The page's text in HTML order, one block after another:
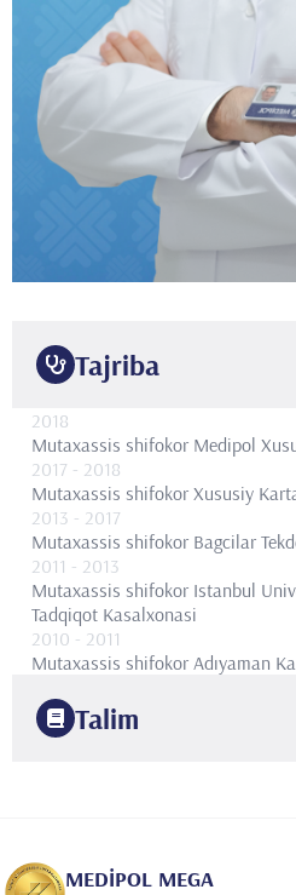
Tajriba
2018
Mutaxassis shifokor Medipol
2017 - 2018
Mutaxassis shifokor Xususiy
2013 - 2017
Mutaxassis shifokor Bagcilar
2011 - 2013
Mutaxassis shifokor Istanbul
Tadqiqot Kasalxonasi
2010 - 2011
Mutaxassis shifokor Adıyaman
Talim
Rentgenologiya
MEDİPOL MEGA